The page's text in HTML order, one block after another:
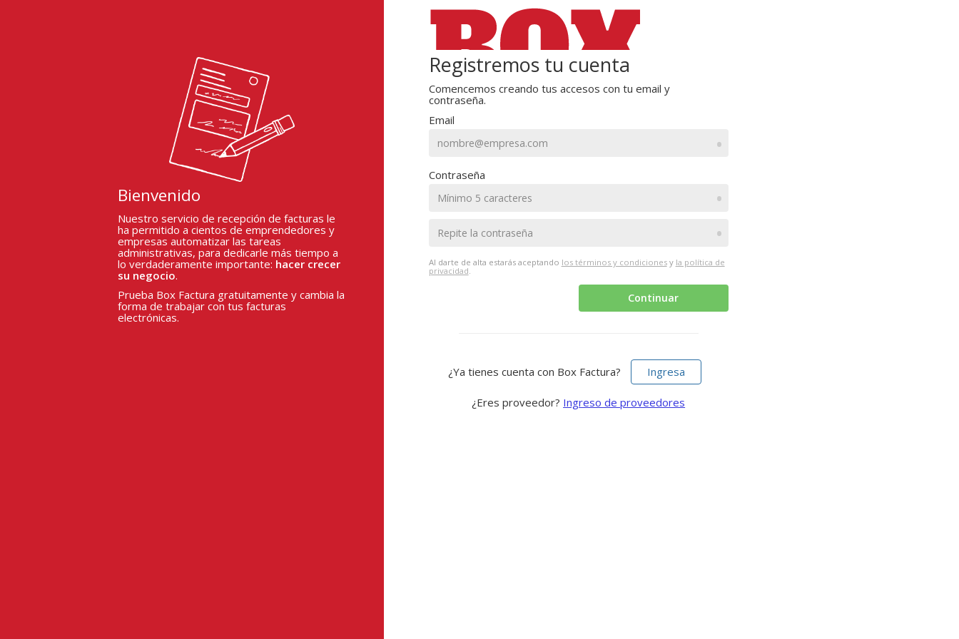
Bienvenido
Nuestro servicio de recepción de facturas le
ha permitido a cientos de emprendedores y
empresas automatizar las tareas
administrativas, para dedicarle más tiempo a
lo verdaderamente importante: hacer crecer
su negocio.
Prueba Box Factura gratuitamente y cambia la
forma de trabajar con tus facturas
electrónicas.
Registremos tu cuenta
Comencemos creando tus accesos con tu email y
contraseña.
Email
•
Contraseña
•
•
Al darte de alta estarás aceptando los términos y condicionesy la política de
privacidad.
Continuar
¿Ya tienes cuenta con Box Factura? Ingresa
¿Eres proveedor? Ingreso de proveedores